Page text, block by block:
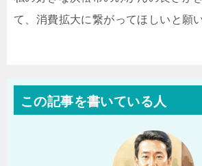
て、消費拡大に繋がってほしいと願
この記事を書いている人